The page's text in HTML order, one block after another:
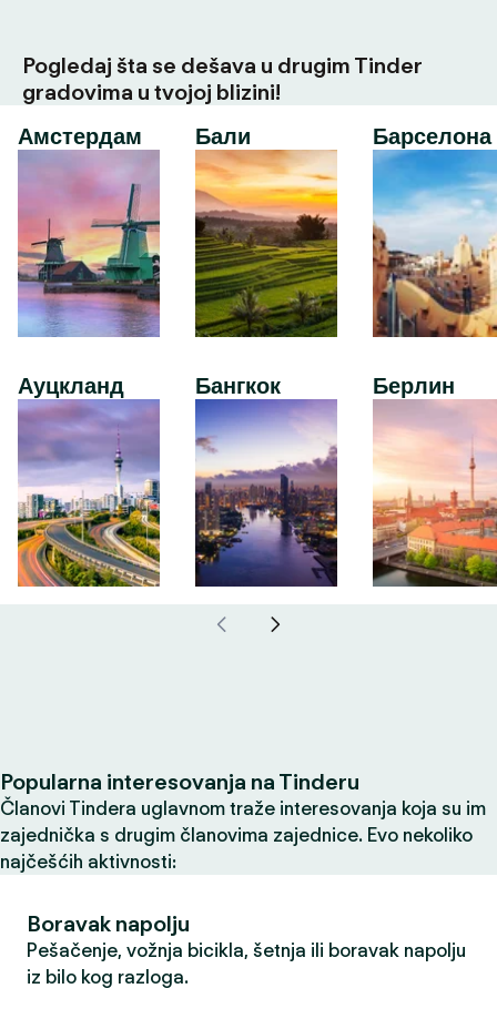
Pogledaj šta se dešava u drugim Tinder
gradovima u tvojoj blizini!
Амстердам
Ауцкланд
Бали
Бангкок
Барселона
Берлин
Popularna interesovanja na Tinderu
Članovi Tindera uglavnom traže interesovanja koja su im
zajednička s drugim članovima zajednice. Evo nekoliko
najčešćih aktivnosti:
Boravak napolju
Pešačenje, vožnja bicikla, šetnja ili boravak napolju
iz bilo kog razloga.